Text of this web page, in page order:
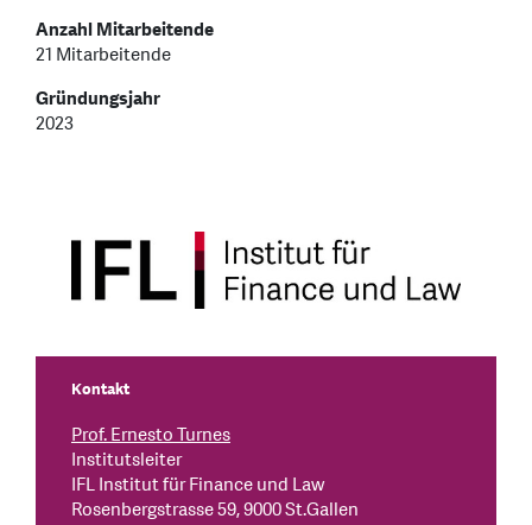
Anzahl Mitarbeitende
21 Mitarbeitende
Gründungsjahr
2023
Kontakt
Prof. Ernesto Turnes
Institutsleiter
IFL Institut für Finance und Law
Rosenbergstrasse 59, 9000 St.Gallen